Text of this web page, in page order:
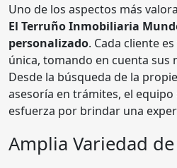
Uno de los aspectos más
El Terruño Inmobiliaria
personalizado. Cada cliente
única, tomando en cuenta sus
Desde la búsqueda de la
asesoría en trámites, el
esfuerza por brindar una
Amplia Variedad